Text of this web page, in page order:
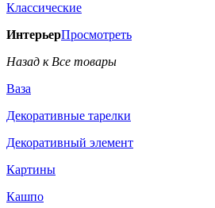
Классические
ИнтерьерПросмотреть
Назад к Все товары
Ваза
Декоративные тарелки
Декоративный элемент
Картины
Кашпо